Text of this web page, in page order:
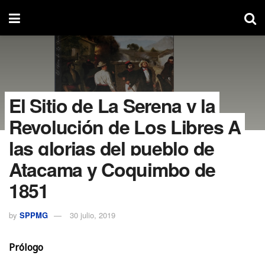
El Sitio de La Serena y la
Revolución de Los Libres A
las glorias del pueblo de
Atacama y Coquimbo de
1851
by SPPMG 30 julio, 2019
Prólogo